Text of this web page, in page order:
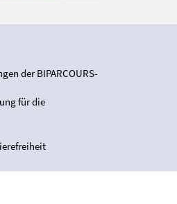
der BIPARCOURS-
für die